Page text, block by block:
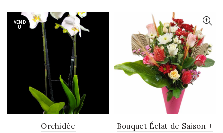
VEND
U
Orchidée
Bouquet Éclat de Saison +